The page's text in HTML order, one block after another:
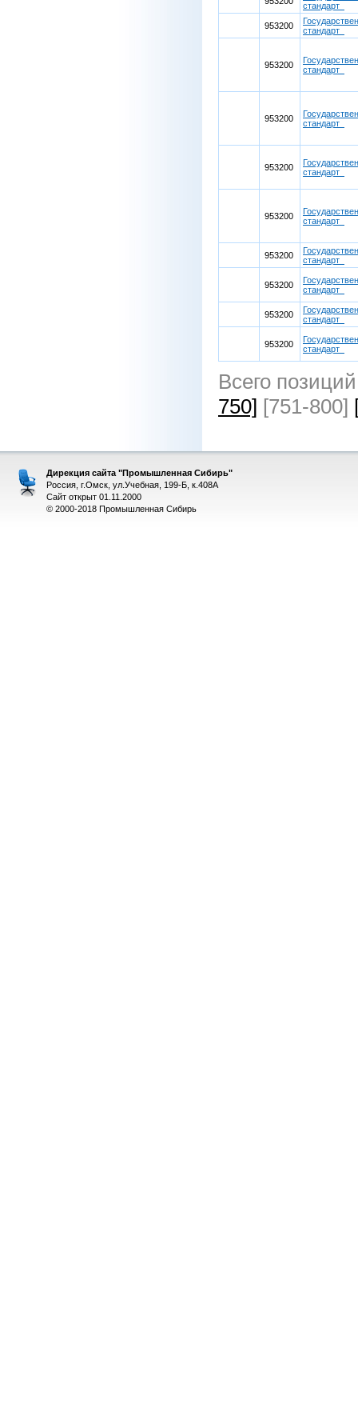
стандарт
953200
стандарт
953200
стандарт
953200
стандарт
953200
стандарт
953200
стандарт
953200
стандарт
953200
стандарт
953200
стандарт
953200
стандарт
Всего
750] [751-800]
Дирекция сайта "Промышленная Сибирь"
Россия, г.Омск, ул.Учебная, 199-Б, к.408А
Сайт открыт 01.11.2000
© 2000-2018 Промышленная Сибирь